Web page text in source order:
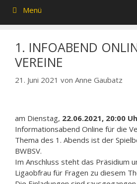
Menü
1. INFOABEND
VEREINE
21. Juni 2021 von Anne Gaubatz
am Dienstag, 22.06.2021, 20:00
Informationsabend Online für die
Thema des 1. Abends ist der
BWBSV.
Im Anschluss steht das Präsidium
Ligaobfrau für Fragen zu diesem